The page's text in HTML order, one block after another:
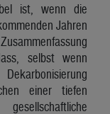
ist, wenn die
Jahren
selbst wenn
einer tiefen